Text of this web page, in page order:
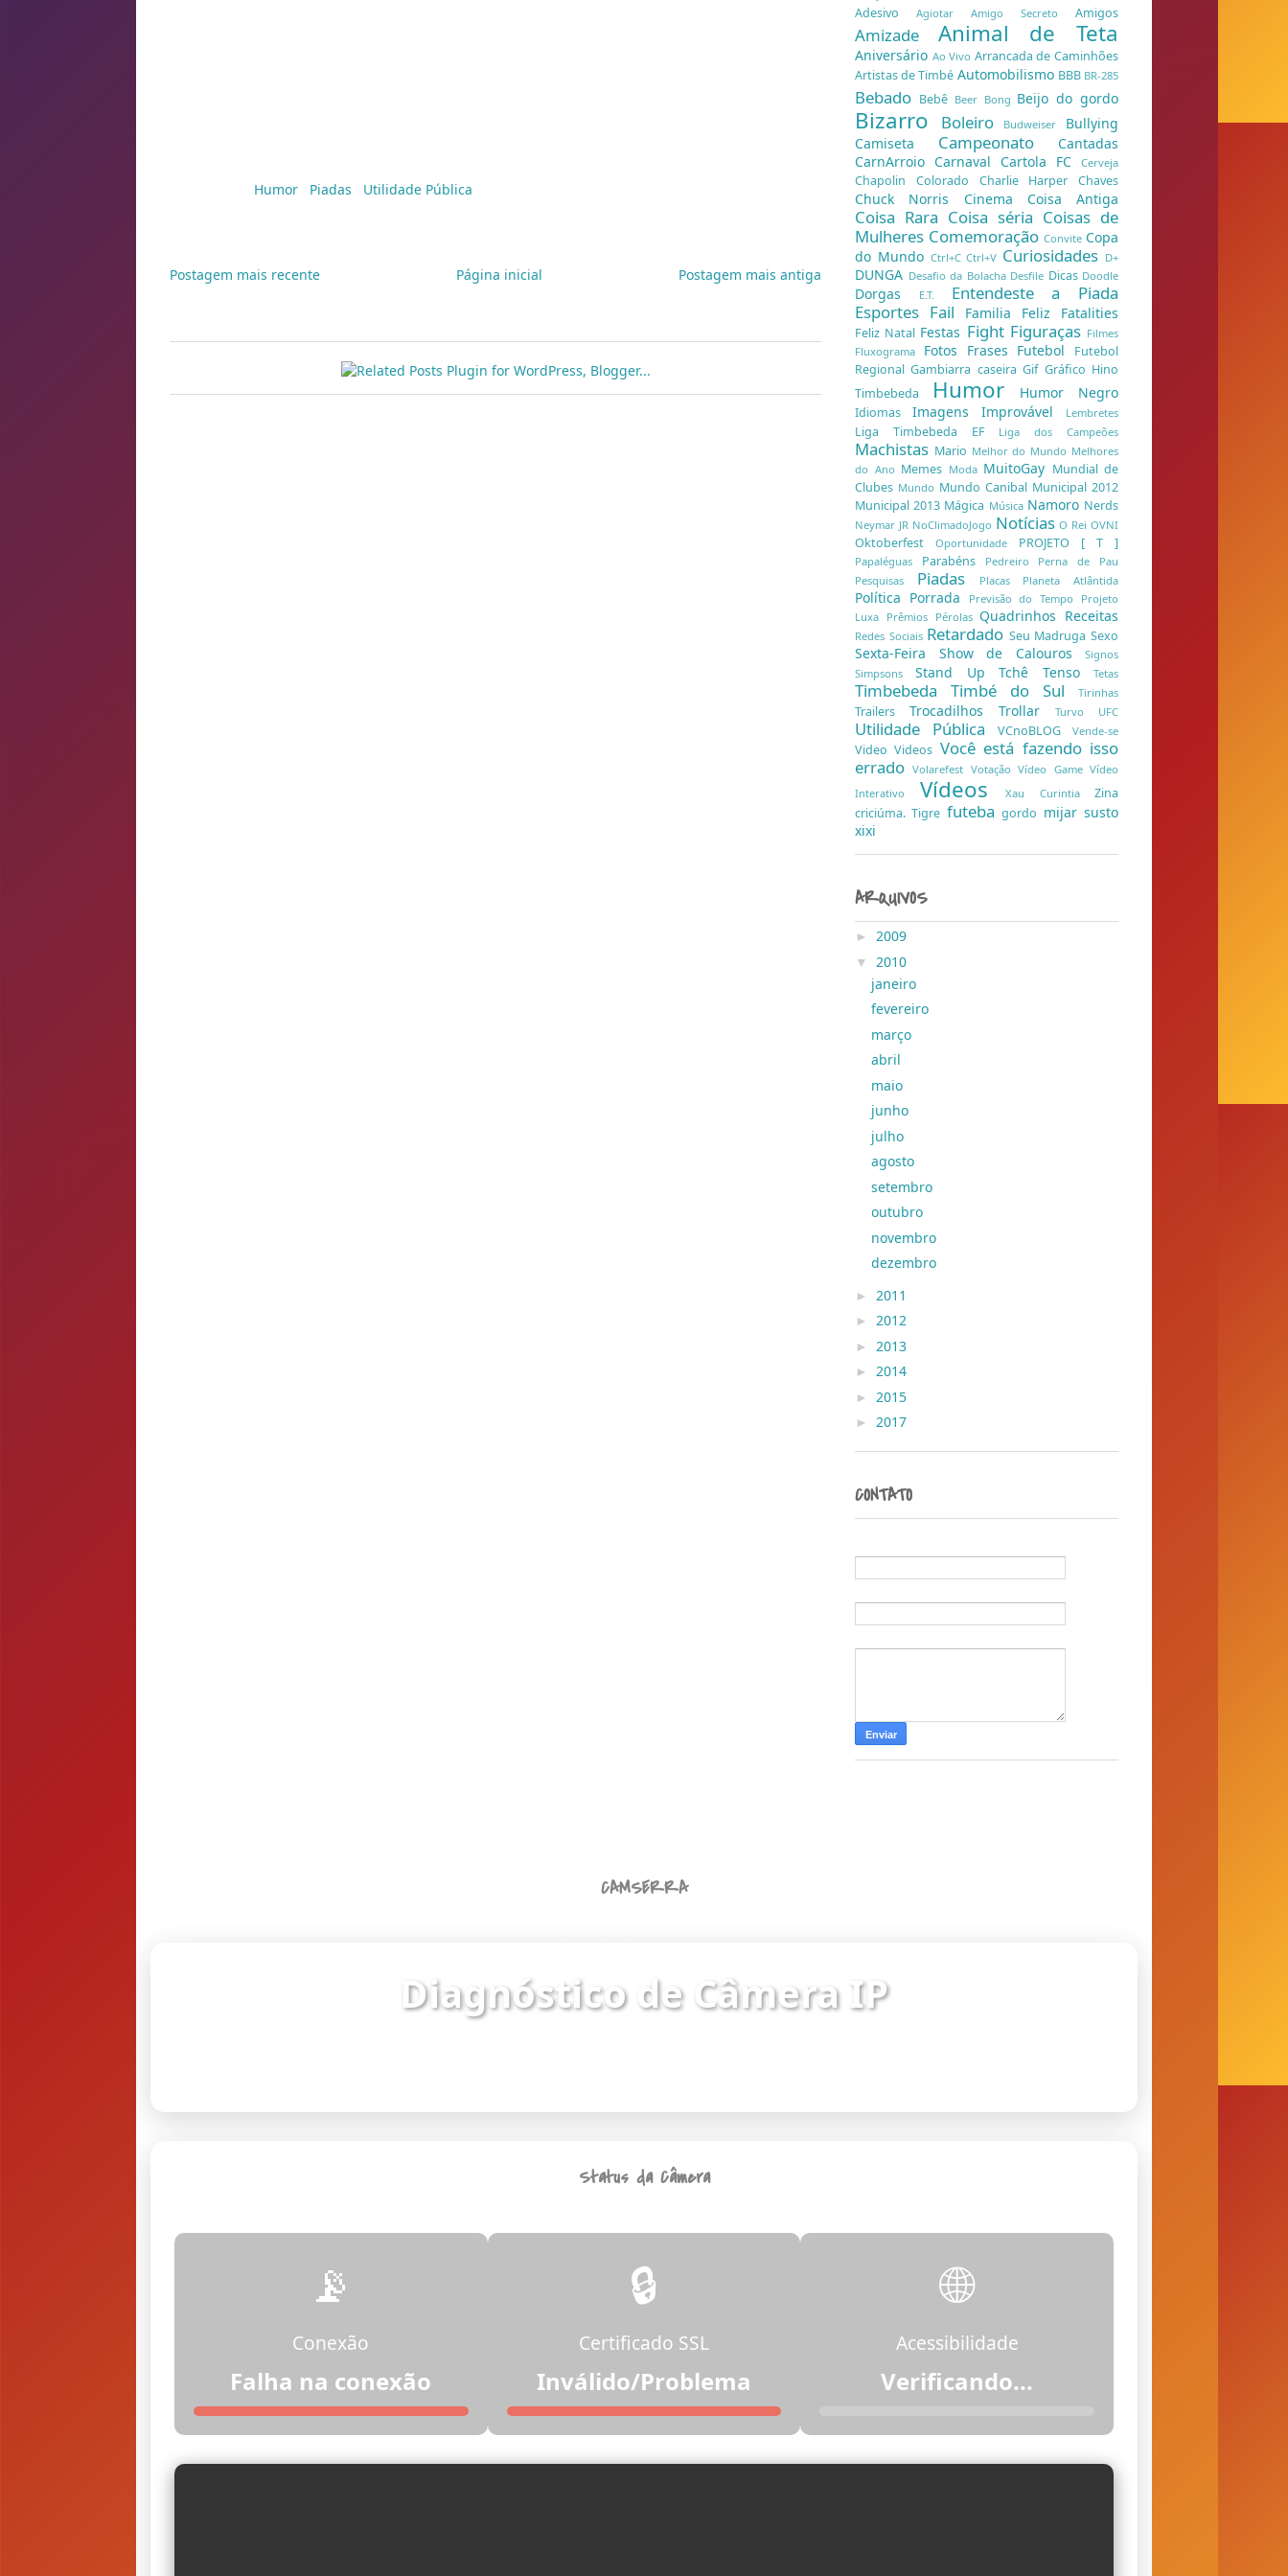
Humor Piadas Utilidade Pública
Postagem mais recente Postagem mais antiga
Página inicial
Adesivo Agiotar Amigo Secreto Amigos
Amizade Animal de Teta
Aniversário Ao Vivo Arrancada de Caminhões
Artistas de Timbé Automobilismo BBB BR-285
Bebado Bebê Beer Bong Beijo do gordo
Bizarro Boleiro Budweiser Bullying
Camiseta Campeonato
Cantadas
CarnArroio Carnaval Cartola FC Cerveja
Chapolin Colorado Charlie Harper Chaves
Chuck Norris Cinema Coisa Antiga
Coisa Rara Coisa séria Coisas de
Mulheres Comemoração Convite Copa
do Mundo Ctrl+C Ctrl+V Curiosidades D+
DUNGA Desafio da Bolacha Desfile Dicas Doodle
Dorgas E.T. Entendeste a Piada
Esportes Fail Familia Feliz Fatalities
Feliz Natal Festas Fight Figuraças Filmes
Fluxograma Fotos Frases Futebol
Futebol
RegionalGambiarra caseiraGif Gráfico Hino
Timbebeda
Humor Humor Negro
Idiomas Imagens Improvável Lembretes
Liga Timbebeda EF Liga dos Campeões
Machistas Mario Melhor do Mundo Melhores
do Ano Memes Moda MuitoGay Mundial de
Clubes Mundo Mundo Canibal Municipal 2012
Municipal 2013 Mágica Música Namoro Nerds
Neymar JR NoClimadoJogo NotíciasO ReiOVNI
Oktoberfest Oportunidade PROJETO [ T ]
Papaléguas Parabéns Pedreiro Perna de Pau
Pesquisas Piadas Placas Planeta Atlântida
Política Porrada Previsão do Tempo Projeto
Luxa Prêmios Pérolas Quadrinhos Receitas
Redes Sociais Retardado Seu MadrugaSexo
Sexta-Feira Show de Calouros
Signos
SimpsonsStand UpTchê TensoTetas
Timbebeda Timbé do Sul Tirinhas
Trailers Trocadilhos Trollar Turvo UFC
Utilidade Pública VCnoBLOG Vende-se
VideoVideos Você está fazendo isso
erradoVolarefest VotaçãoVídeo GameVídeo
Interativo Vídeos Xau Curintia Zina
criciúma. Tigre futebagordo mijarsusto
xixi
ARQUIVOS
► 2009
▼ 2010
janeiro
fevereiro
março
abril
maio
junho
julho
agosto
setembro
outubro
novembro
dezembro
► 2011
► 2012
► 2013
► 2014
► 2015
► 2017
CONTATO
CAMSERRA
Diagnóstico de Câmera IP
Status da Câmera
📡
Conexão
Falha na conexão
🔒
Certificado SSL
Inválido/Problema
🌐
Acessibilidade
Verificando...